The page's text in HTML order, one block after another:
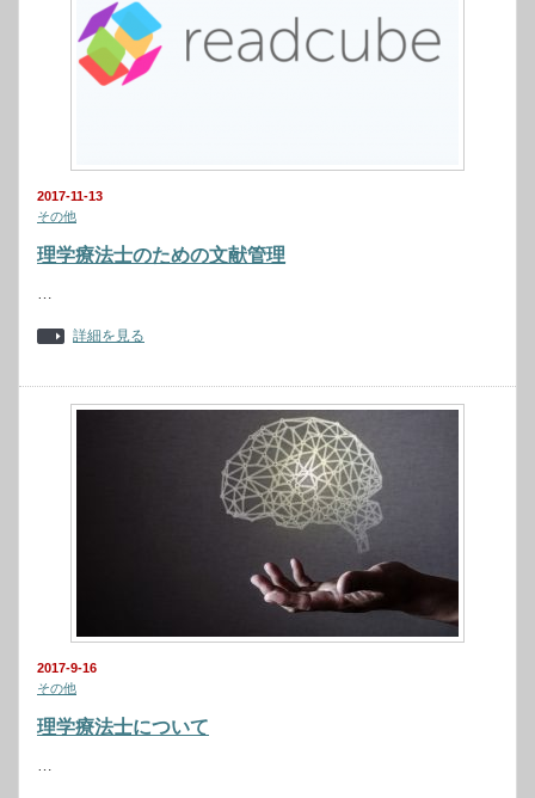
2017-11-13
その他
理学療法士のための文献管理
…
詳細を見る
2017-9-16
その他
理学療法士について
…